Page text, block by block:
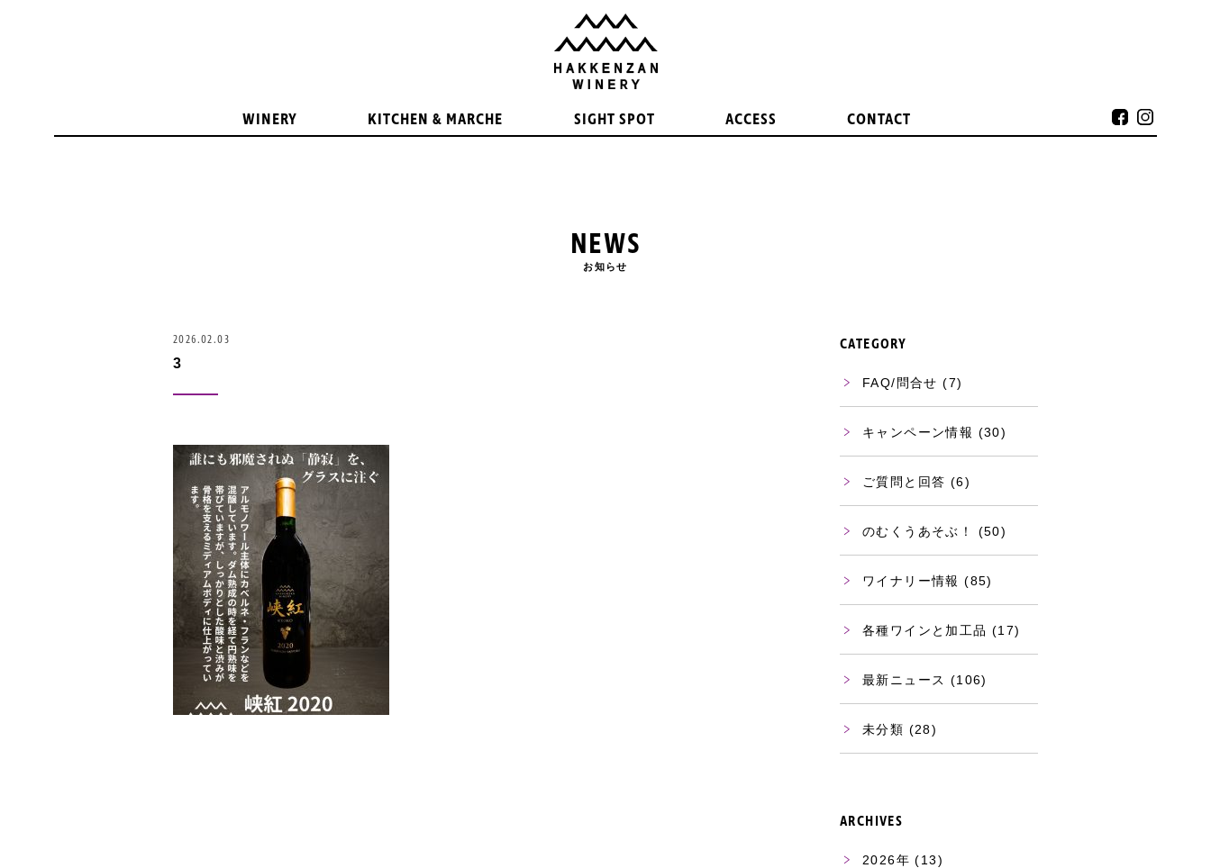
WINERY KITCHEN & MARCHE SIGHT SPOT ACCESS CONTACT
NEWS
お知らせ
2026.02.03
3
CATEGORY
FAQ/問合せ (7)
キャンペーン情報 (30)
ご質問と回答 (6)
のむくうあそぶ！ (50)
ワイナリー情報 (85)
各種ワインと加工品 (17)
最新ニュース (106)
未分類 (28)
ARCHIVES
2026 (13)